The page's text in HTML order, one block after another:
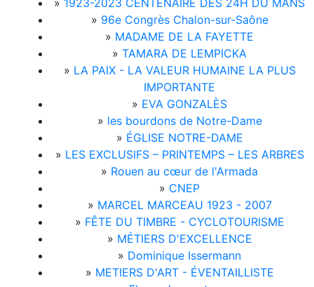
» 1923-2023 CENTENAIRE DES 24H DU MANS
» 96e Congrès Chalon-sur-Saône
» MADAME DE LA FAYETTE
» TAMARA DE LEMPICKA
» LA PAIX - LA VALEUR HUMAINE LA PLUS
IMPORTANTE
» EVA GONZALÈS
» les bourdons de Notre-Dame
» ÉGLISE NOTRE-DAME
» LES EXCLUSIFS – PRINTEMPS – LES ARBRES
» Rouen au cœur de l'Armada
» CNEP
» MARCEL MARCEAU 1923 - 2007
» FÊTE DU TIMBRE - CYCLOTOURISME
» MÉTIERS D'EXCELLENCE
» Dominique Issermann
» METIERS D'ART - ÉVENTAILLISTE